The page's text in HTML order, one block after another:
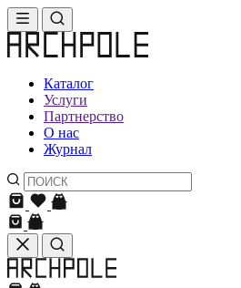
Каталог
Услуги
Партнерство
О нас
Журнал